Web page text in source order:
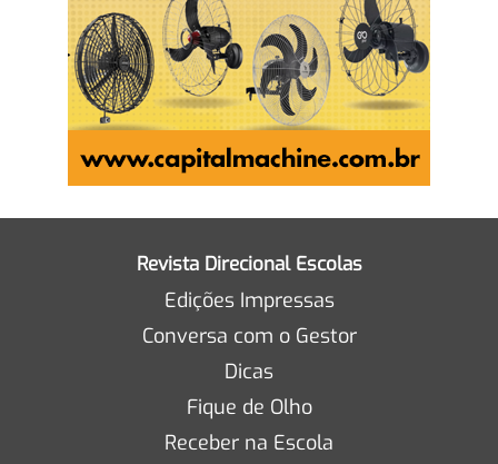
Revista Direcional Escolas
Edições Impressas
Conversa com o Gestor
Dicas
Fique de Olho
Receber na Escola